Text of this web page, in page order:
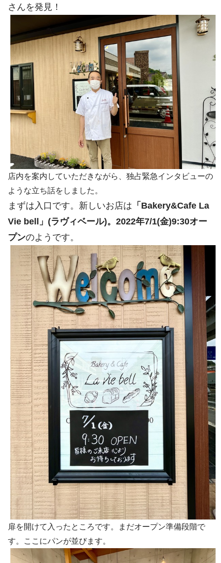
さんを発見！
店内を案内していただきながら、独占緊急インタビューの
ような立ち話をしました。
まずは入口です。新しいお店は 「Bakery&Cafe La
Vie bell」(ラヴィベール)。2022年7/1(金)9:30オー
プンのようです。
扉を開けて入ったところです。まだオープン準備段階で
す。ここにパンが並びます。